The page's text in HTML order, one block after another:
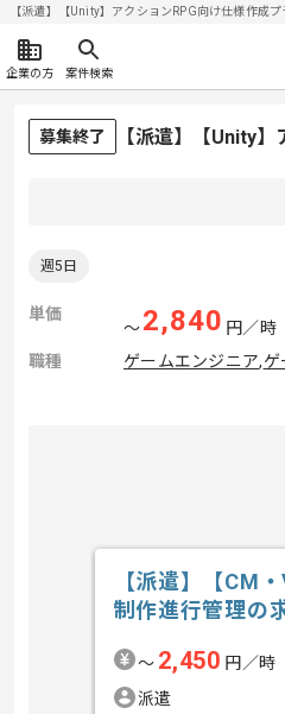
【派遣】【Unity】アクションRPG向け仕様作成
企業の方 案件検索
募集終了 【派遣】【Unity
週5日
単価
〜2,840 円／時
職種
ゲームエンジニア,ゲ
【派遣】【CM
制作進行管理の
〜 2,450 円／時
派遣